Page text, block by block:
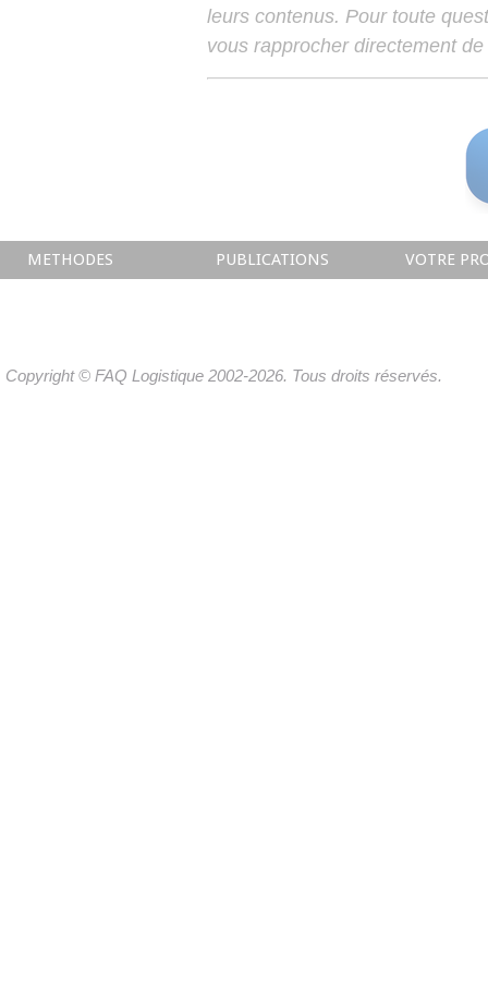
leurs contenus. Pour toute
vous rapprocher directement
METHODES PUBLICATIONS VOTRE
Copyright © FAQ Logistique 2002-2026. Tous droits réservés.